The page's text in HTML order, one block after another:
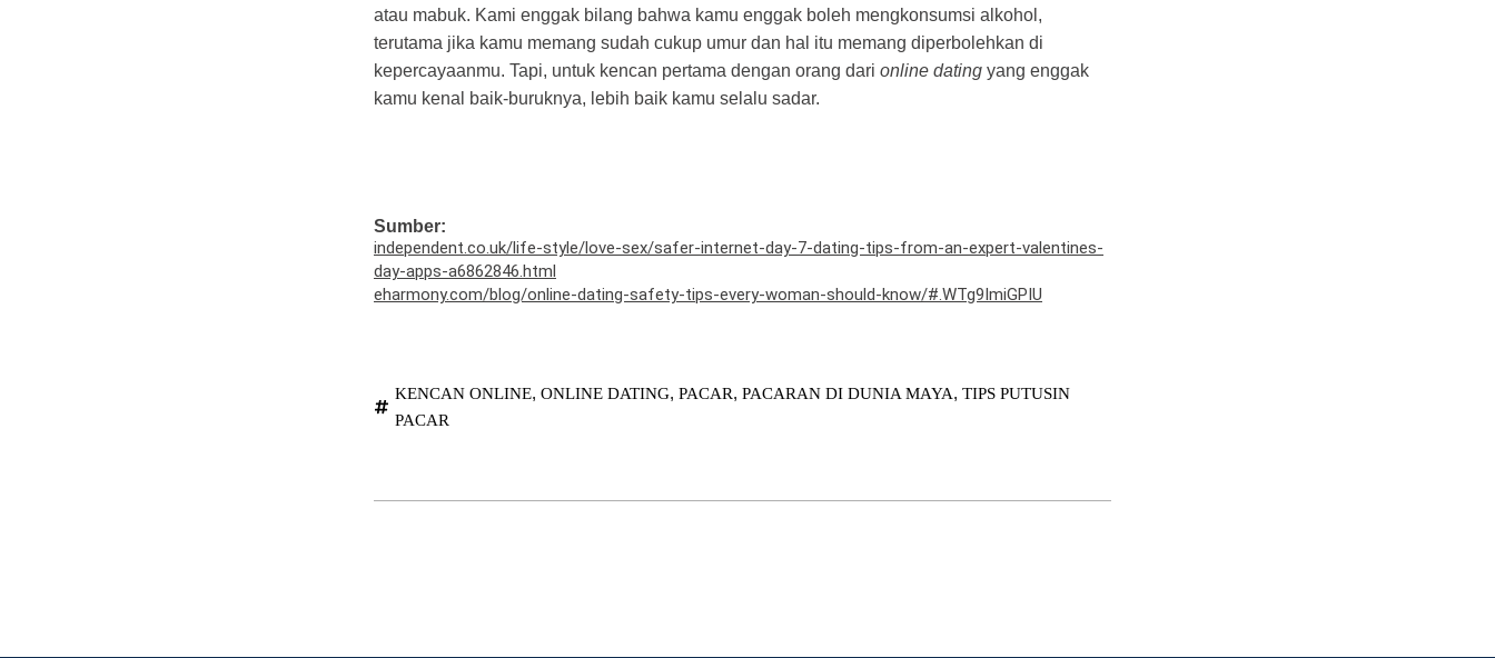
atau mabuk. Kami enggak bilang bahwa kamu enggak boleh mengkonsumsi alkohol,
terutama jika kamu memang sudah cukup umur dan hal itu memang diperbolehkan di
kepercayaanmu. Tapi, untuk kencan pertama dengan orang dari online dating yang enggak
kamu kenal baik-buruknya, lebih baik kamu selalu sadar.
Sumber:
independent.co.uk/life-style/love-sex/safer-internet-day-7-dating-tips-from-an-expert-valentines-
day-apps-a6862846.html
eharmony.com/blog/online-dating-safety-tips-every-woman-should-know/#.WTg9ImiGPIU
KENCAN ONLINE, ONLINE DATING, PACAR, PACARAN DI DUNIA MAYA, TIPS PUTUSIN
PACAR